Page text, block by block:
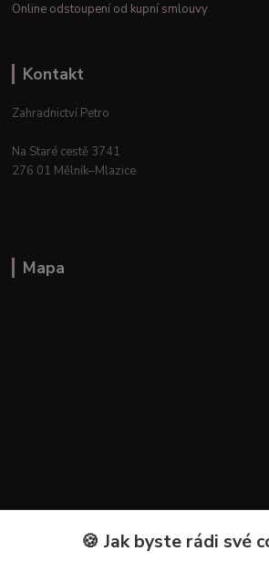
Online odstoupení od kupní smlouvy
Kontakt
Zahradnictví Petro
Na Staré cestě 3741
276 01 Mělník–Mlazice
Mapa
Kontakty🍪 Jak byste rádi své